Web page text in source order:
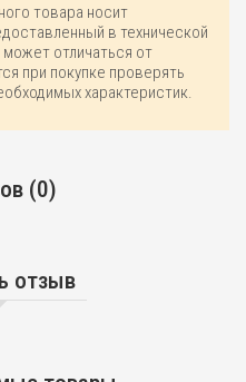
товара носит
в технической
отличаться от
при покупке проверять
характеристик.
(0)
отзыв